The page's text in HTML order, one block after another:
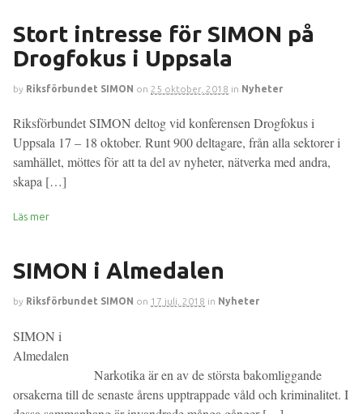
Stort intresse för SIMON på
Drogfokus i Uppsala
by Riksförbundet SIMON on 25 oktober, 2018 in Nyheter
Riksförbundet SIMON deltog vid konferensen Drogfokus i
Uppsala 17 – 18 oktober. Runt 900 deltagare, från alla sektorer i
samhället, möttes för att ta del av nyheter, nätverka med andra,
skapa […]
Läs mer
SIMON i Almedalen
by Riksförbundet SIMON on 17 juli, 2018 in Nyheter
SIMON i
Almedalen
Narkotika är en av de största bakomliggande
orsakerna till de senaste årens upptrappade våld och kriminalitet. I